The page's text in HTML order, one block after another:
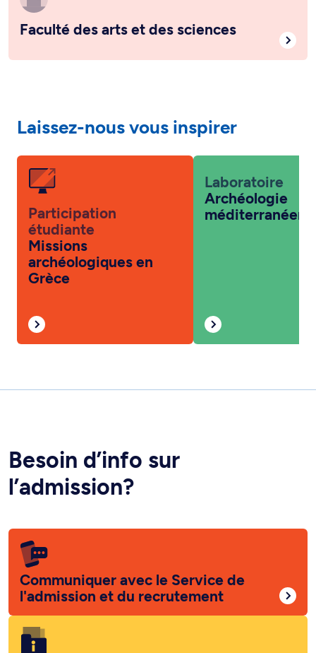
Faculté des arts et des sciences
Laissez-nous vous inspirer
Participation
étudiante
Missions
archéologiques en
Grèce
Laboratoire
Archéologie
Besoin d’info sur
l’admission?
Communiquer avec le Service de
l'admission et du recrutement